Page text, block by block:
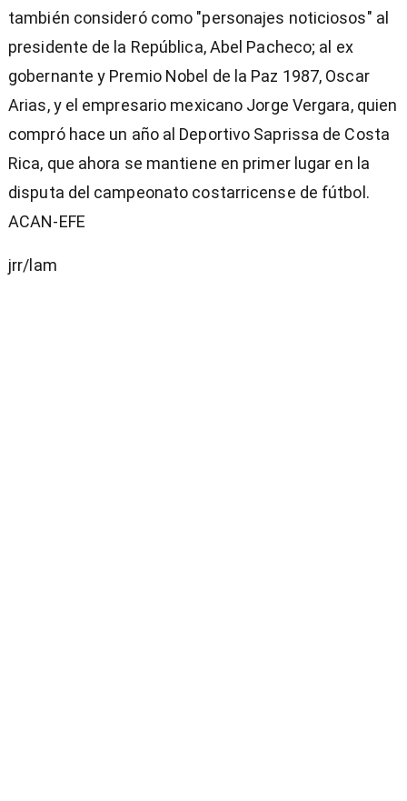
también consideró como "personajes noticiosos" al
presidente de la República, Abel Pacheco; al ex
gobernante y Premio Nobel de la Paz 1987, Oscar
Arias, y el empresario mexicano Jorge Vergara, quien
compró hace un año al Deportivo Saprissa de Costa
Rica, que ahora se mantiene en primer lugar en la
disputa del campeonato costarricense de fútbol.
ACAN-EFE
jrr/lam